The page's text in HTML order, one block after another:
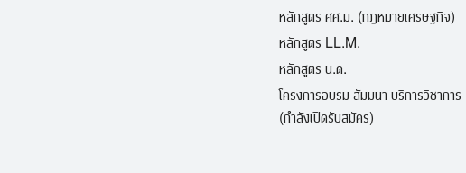
หลักสูตร ศศ.ม. (กฎหมายเศรษฐกิจ)
หลักสูตร LL.M.
หลักสูตร น.ด.
โครงการอบรม สัมมนา บริการวิชาการ
(กำลังเปิดรับสมัคร)